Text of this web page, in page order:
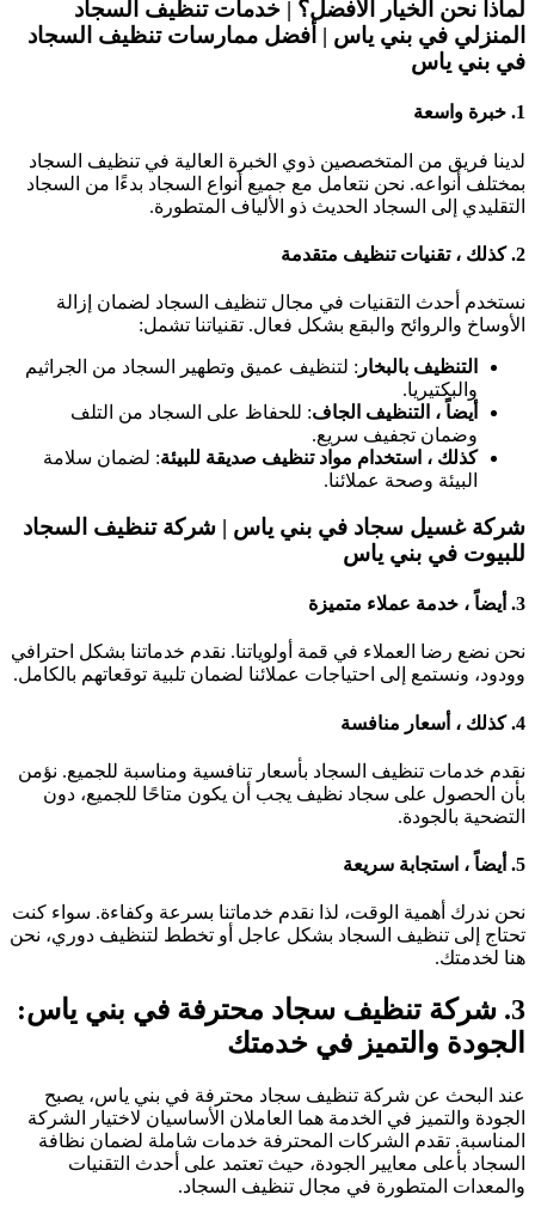
لماذا نحن الخيار الأفضل؟ | خدمات تنظيف السجاد
المنزلي في بني ياس | أفضل ممارسات تنظيف السجاد
في بني ياس
1. خبرة واسعة
لدينا فريق من المتخصصين ذوي الخبرة العالية في تنظيف السجاد
بمختلف أنواعه. نحن نتعامل مع جميع أنواع السجاد بدءًا من السجاد
التقليدي إلى السجاد الحديث ذو الألياف المتطورة.
2. كذلك ، تقنيات تنظيف متقدمة
نستخدم أحدث التقنيات في مجال تنظيف السجاد لضمان إزالة
الأوساخ والروائح والبقع بشكل فعال. تقنياتنا تشمل:
التنظيف بالبخار : لتنظيف عميق وتطهير السجاد من الجراثيم
والبكتيريا.
أيضاً ، التنظيف الجاف: للحفاظ على السجاد من التلف
وضمان تجفيف سريع.
كذلك ، استخدام مواد تنظيف صديقة للبيئة: لضمان سلامة
البيئة وصحة عملائنا.
شركة غسيل سجاد في بني ياس | شركة تنظيف السجاد
للبيوت في بني ياس
3. أيضاً ، خدمة عملاء متميزة
نحن نضع رضا العملاء في قمة أولوياتنا. نقدم خدماتنا بشكل احترافي
وودود، ونستمع إلى احتياجات عملائنا لضمان تلبية توقعاتهم بالكامل.
4. كذلك ، أسعار منافسة
نقدم خدمات تنظيف السجاد بأسعار تنافسية ومناسبة للجميع. نؤمن
بأن الحصول على سجاد نظيف يجب أن يكون متاحًا للجميع، دون
التضحية بالجودة.
5. أيضاً ، استجابة سريعة
نحن ندرك أهمية الوقت، لذا نقدم خدماتنا بسرعة وكفاءة. سواء كنت
تحتاج إلى تنظيف السجاد بشكل عاجل أو تخطط لتنظيف دوري، نحن
هنا لخدمتك.
3. شركة تنظيف سجاد محترفة في بني ياس:
الجودة والتميز في خدمتك
عند البحث عن شركة تنظيف سجاد محترفة في بني ياس، يصبح
الجودة والتميز في الخدمة هما العاملان الأساسيان لاختيار الشركة
المناسبة. تقدم الشركات المحترفة خدمات شاملة لضمان نظافة
السجاد بأعلى معايير الجودة، حيث تعتمد على أحدث التقنيات
والمعدات المتطورة في مجال تنظيف السجاد.